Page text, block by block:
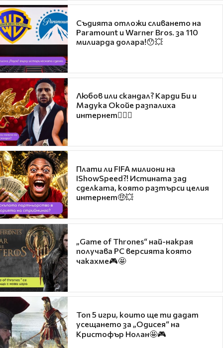
Съдията отложи сливането на
Paramount и Warner Bros. за 110
милиарда долара!😯💥
Любов или скандал? Карди Би и
Мадука Окойе разпалиха
интернет❤️‍🔥🔥
Плати ли FIFA милиони на
IShowSpeed?! Истината зад
сделката, която разтърси целия
интернет🤑💥
„Game of Thrones“ най-накрая
получава PC версията която
чакахме🎮🤩
Топ 5 игри, които ще ти дадат
усещането за „Одисея“ на
Кристофър Нолан🤩🎮